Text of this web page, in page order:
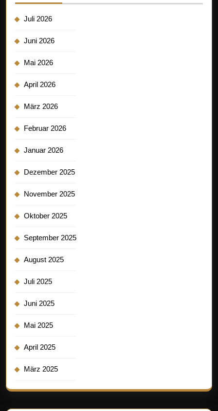
Juli 2026
Juni 2026
Mai 2026
April 2026
März 2026
Februar 2026
Januar 2026
Dezember 2025
November 2025
Oktober 2025
September 2025
August 2025
Juli 2025
Juni 2025
Mai 2025
April 2025
März 2025